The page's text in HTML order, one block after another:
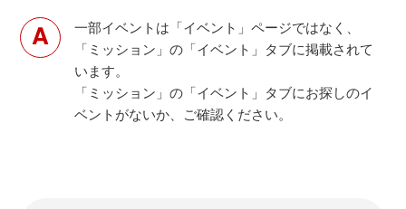
一部イベントは「イベント」ページではなく、
「ミッション」の「イベント」タブに掲載されて
います。
「ミッション」の「イベント」タブにお探しのイ
ベントがないか、ご確認ください。